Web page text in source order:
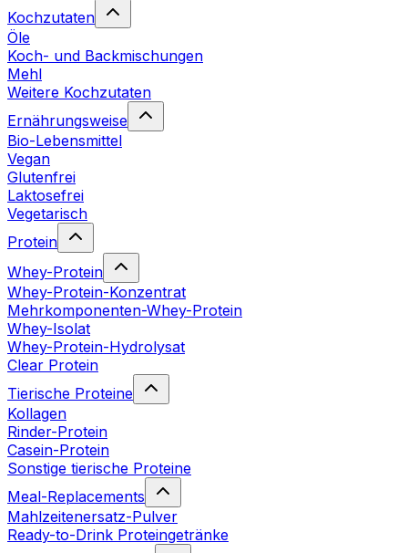
Kochzutaten
Öle
Koch- und Backmischungen
Mehl
Weitere Kochzutaten
Ernährungsweise
Bio-Lebensmittel
Vegan
Glutenfrei
Laktosefrei
Vegetarisch
Protein
Whey-Protein
Whey-Protein-Konzentrat
Mehrkomponenten-Whey-Protein
Whey-Isolat
Whey-Protein-Hydrolysat
Clear Protein
Tierische Proteine
Kollagen
Rinder-Protein
Casein-Protein
Sonstige tierische Proteine
Meal-Replacements
Mahlzeitenersatz-Pulver
Ready-to-Drink Proteingetränke